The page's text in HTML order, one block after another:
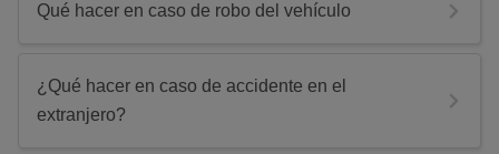
Qué hacer en caso de robo del vehículo
¿Qué hacer en caso de accidente en el
extranjero?